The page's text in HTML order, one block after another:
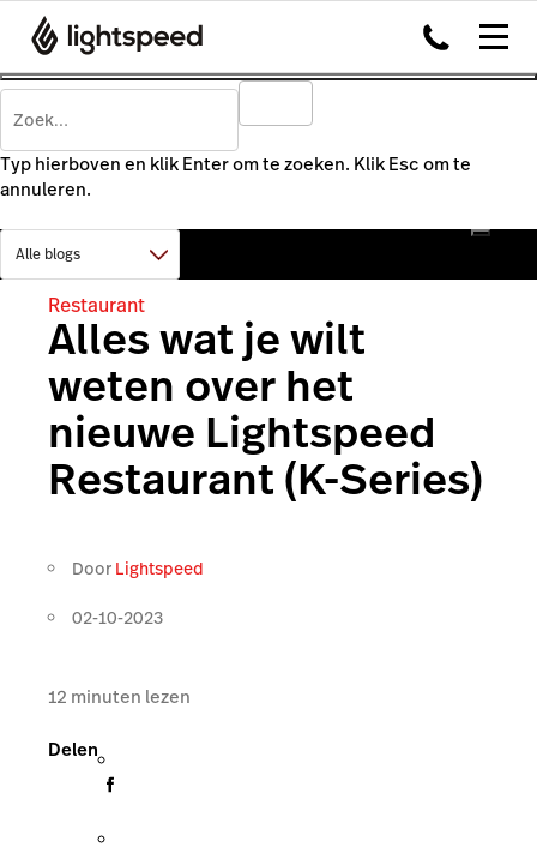
Typ hierboven en klik Enter om te zoeken. Klik Esc om te
annuleren.
Restaurant
Alles wat je wilt
weten over het
nieuwe Lightspeed
Restaurant (K-Series)
Door Lightspeed
02-10-2023
12 minuten lezen
Delen